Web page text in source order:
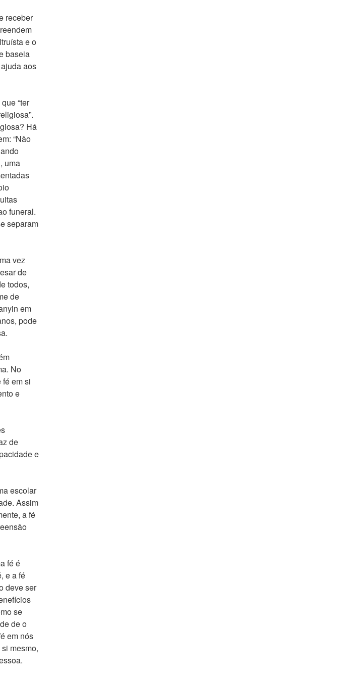
receber
e o
baseia
aos
“ter
Há
“Não
uma
funeral.
separam
vez
de
todos,
de
em
pode
No
em si
e
de
e
escolar
Assim
a fé
fé é
e a fé
deve ser
se
de o
em nós
mesmo,